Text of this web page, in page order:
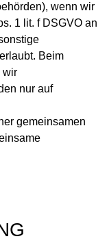
wenn wir
1 lit. f DSGVO an
Beim
wir
nur auf
gemeinsamen